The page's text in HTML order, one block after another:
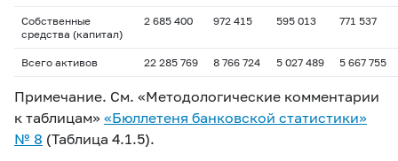
Собственные
средства (капитал)
2 685 400 972 415 595 013 771 537
Всего активов 22 285 769 8 766 724 5 027 489 5 667 755
Примечание. См. «Методологические комментарии
к таблицам» «Бюллетеня банковской статистики»
№ 8 (Таблица 4.1.5).